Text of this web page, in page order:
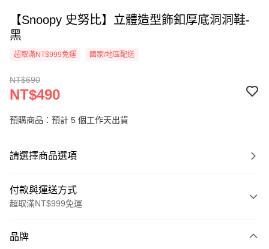
【Snoopy 史努比】立體造型飾釦厚底洞洞鞋-
黑
超取滿NT$999免運 國家/地區配送
NT$690
NT$490
預購商品：預計 5 個工作天出貨
請選擇商品選項
付款與運送方式
超取滿NT$999免運
信用卡一次付款
品牌